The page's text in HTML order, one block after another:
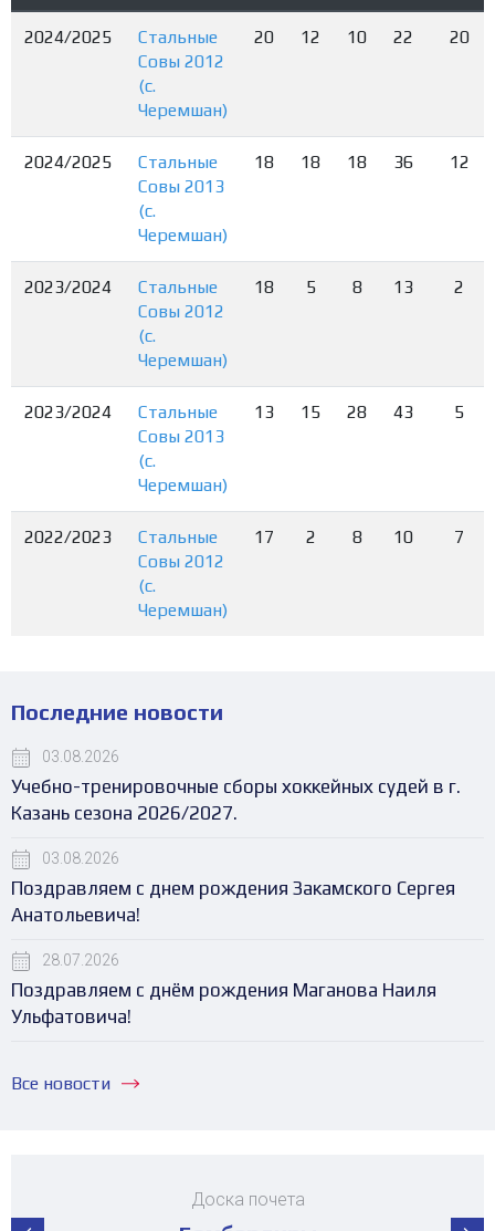
2024/2025
Стальные
Совы 2012
(с.
Черемшан)
20 12 10 22 20
2024/2025
Стальные
Совы 2013
(с.
Черемшан)
18 18 18 36 12
2023/2024
Стальные
Совы 2012
(с.
Черемшан)
18 5 8 13 2
2023/2024
Стальные
Совы 2013
(с.
Черемшан)
13 15 28 43 5
2022/2023
Стальные
Совы 2012
(с.
Черемшан)
17 2 8 10 7
Последние новости
03.08.2026
Учебно-тренировочные сборы хоккейных судей в г.
Казань сезона 2026/2027.
03.08.2026
Поздравляем с днем рождения Закамского Сергея
Анатольевича!
28.07.2026
Поздравляем с днём рождения Маганова Наиля
Ульфатовича!
Все новости
Доска почета